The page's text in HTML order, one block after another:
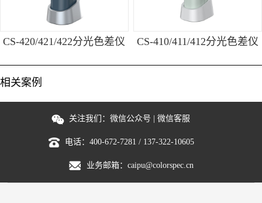
CS-420/421/422分光色差仪 CS-410/411/412分光色差仪
相关案例
关注我们： 微信公众号 微信客服
电话： 400-672-7281 / 137-322-10605
业务邮箱： caipu@colorspec.cn